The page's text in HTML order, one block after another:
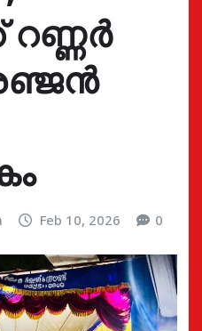
Feb 10, 2026 0